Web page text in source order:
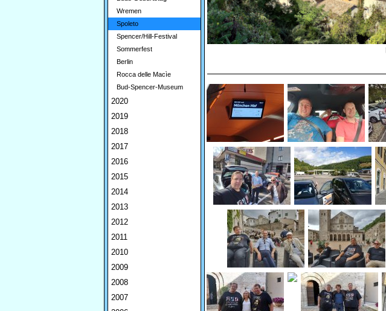
Wremen
Spoleto
Spencer/Hill-Festival
Sommerfest
Berlin
Rocca delle Macìe
Bud-Spencer-Museum
2020
2019
2018
2017
2016
2015
2014
2013
2012
2011
2010
2009
2008
2007